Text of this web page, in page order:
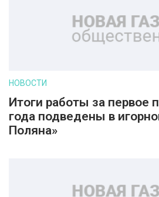
НОВОСТИ
Итоги работы за первое
года подведены в
Поляна»